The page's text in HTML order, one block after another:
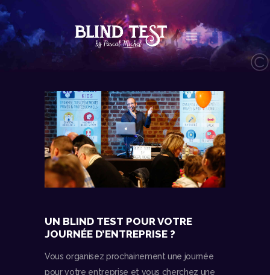
AGENDA
LES NEWS
LES VIDÉOS
CONTACT
BOUTIQUE
UN BLIND TEST POUR VOTRE
JOURNÉE D’ENTREPRISE ?
Vous organisez prochainement une journée
pour votre entreprise et vous cherchez une